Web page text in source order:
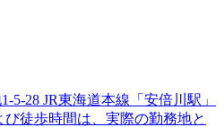
5-28 JR東海道本線「安倍川駅」
徒歩時間は、実際の勤務地と